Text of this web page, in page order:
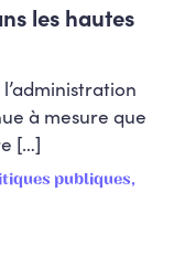
les hautes
à mesure que
[…]
publiques,